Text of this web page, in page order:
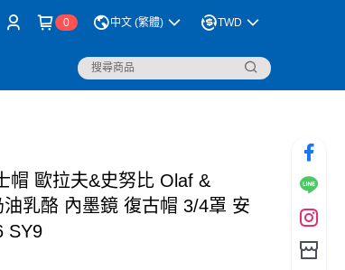
0 中文 (繁體) TWD
帽 歐拉夫&史努比 Olaf &
乳酪 內墨鏡 復古帽 3/4罩 安
SY9